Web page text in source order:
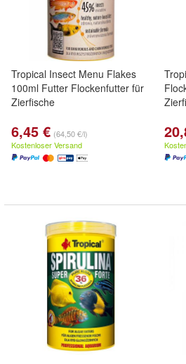
Tropical Insect Menu Flakes
100ml Futter Flockenfutter für
Zierfische
6,45 € (64,50 €/l)
Kostenloser Versand